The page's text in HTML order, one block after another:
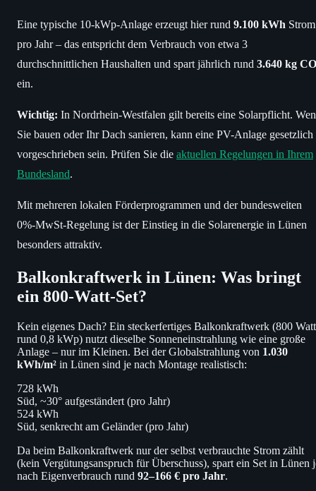
Eine typische 10-kWp-Anlage erzeugt hier rund 9.100 kWh Strom
pro Jahr – das entspricht dem Verbrauch von etwa 3
durchschnittlichen Haushalten und spart jährlich rund 3.640 kg
ein.
Wichtig: In Nordrhein-Westfalen gilt bereits eine Solarpflicht.
Sie bauen oder Ihr Dach sanieren, kann eine PV-Anlage gesetzlich
vorgeschrieben sein. Prüfen Sie die aktuellen Regelungen in Ihrem
Bundesland.
Mit mehreren lokalen Förderprogrammen und der bundesweiten
0%-MwSt-Regelung ist der Einstieg in die Solarenergie in Lünen
besonders attraktiv.
Balkonkraftwerk in Lünen: Was bringt
ein 800-Watt-Set?
Kein eigenes Dach? Ein steckerfertiges Balkonkraftwerk (800
rund 0,8 kWp) nutzt dieselbe Sonneneinstrahlung wie eine große
Anlage – nur im Kleinen. Bei der Globalstrahlung von 1.030
kWh/m² in Lünen sind je nach Montage realistisch:
728 kWh
Süd, ~30° aufgeständert (pro Jahr)
524 kWh
Süd, senkrecht am Geländer (pro Jahr)
Da beim Balkonkraftwerk nur der selbst verbrauchte Strom zählt
(kein Vergütungsanspruch für Überschuss), spart ein Set in Lünen
nach Eigenverbrauch rund 92–166 € pro Jahr.